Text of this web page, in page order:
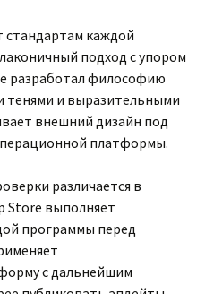
стандартам каждой
подход с упором
разработал философию
тенями и выразительными
внешний дизайн под
платформы.
различается в
Store выполняет
программы перед
с дальнейшим